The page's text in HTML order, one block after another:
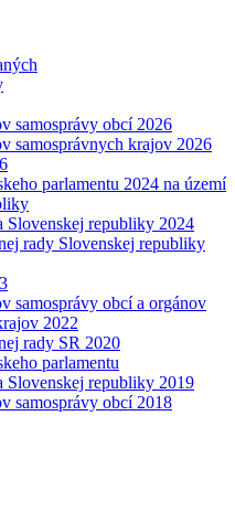
samosprávy obcí 2026
samosprávnych krajov 2026
parlamentu 2024 na území
Slovenskej republiky 2024
rady Slovenskej republiky
samosprávy obcí a orgánov
2022
rady SR 2020
parlamentu
Slovenskej republiky 2019
samosprávy obcí 2018